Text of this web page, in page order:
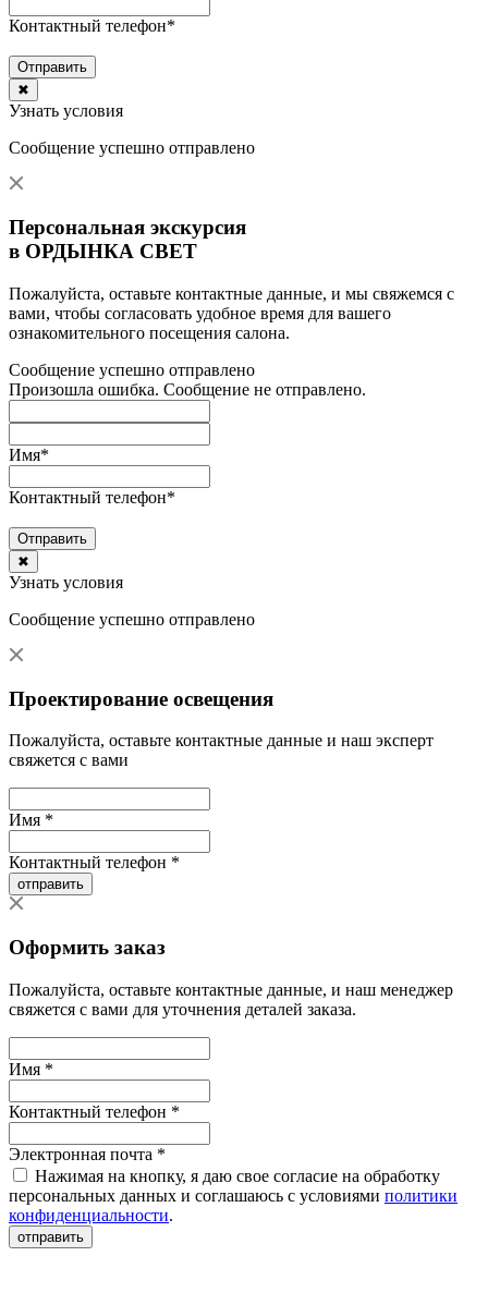
Контактный телефон*
Отправить
✖
Узнать условия
Сообщение успешно отправлено
Персональная экскурсия
в ОРДЫНКА СВЕТ
Пожалуйста, оставьте контактные данные, и мы свяжемся с
вами, чтобы согласовать удобное время для вашего
ознакомительного посещения салона.
Сообщение успешно отправлено
Произошла ошибка. Сообщение не отправлено.
Имя*
Контактный телефон*
Отправить
✖
Узнать условия
Сообщение успешно отправлено
Проектирование освещения
Пожалуйста, оставьте контактные данные и наш эксперт
свяжется с вами
Имя *
Контактный телефон *
отправить
Оформить заказ
Пожалуйста, оставьте контактные данные, и наш менеджер
свяжется с вами для уточнения деталей заказа.
Имя *
Контактный телефон *
Электронная почта *
Нажимая на кнопку, я даю свое согласие на обработку
персональных данных и соглашаюсь с условиями политики
конфиденциальности.
отправить